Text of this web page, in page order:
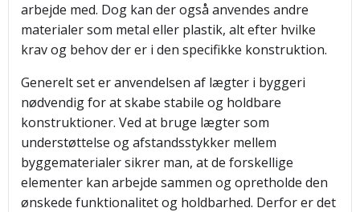
arbejde med. Dog kan der også anvendes andre
materialer som metal eller plastik, alt efter hvilke
krav og behov der er i den specifikke konstruktion.
Generelt set er anvendelsen af lægter i byggeri
nødvendig for at skabe stabile og holdbare
konstruktioner. Ved at bruge lægter som
understøttelse og afstandsstykker mellem
byggematerialer sikrer man, at de forskellige
elementer kan arbejde sammen og opretholde den
ønskede funktionalitet og holdbarhed. Derfor er det